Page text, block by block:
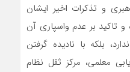
و تذکرات اخیر ایشان
تاکید بر عدم واسپاری آن
بلکه با نادیده گرفتن
معلمی، مرکز ثقل نظام